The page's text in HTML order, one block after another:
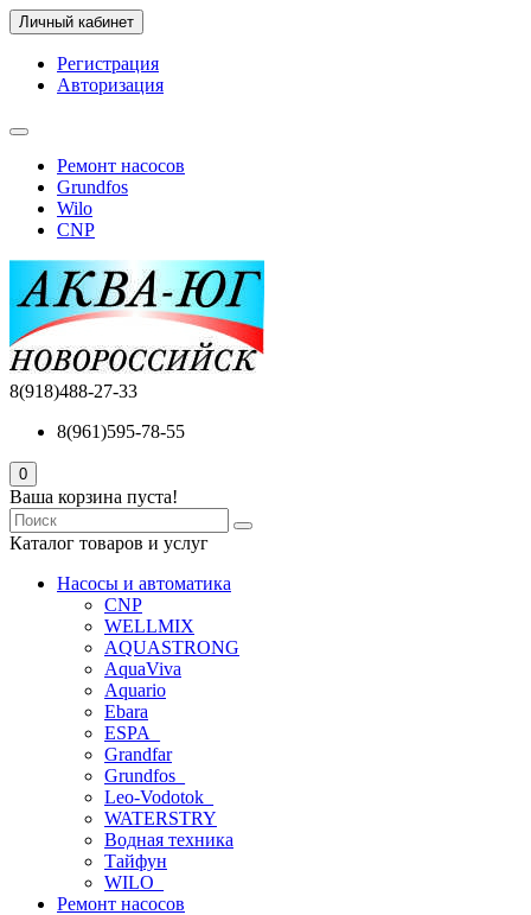
Личный кабинет
Регистрация
Авторизация
Ремонт насосов
Grundfos
Wilo
CNP
8(918)488-27-33
8(961)595-78-55
0
Ваша корзина пуста!
Каталог товаров и услуг
Насосы и автоматика
CNP
WELLMIX
AQUASTRONG
AquaViva
Aquario
Ebara
ESPA_
Grandfar
Grundfos_
Leo-Vodotok_
WATERSTRY
Водная техника
Тайфун
WILO_
Ремонт насосов